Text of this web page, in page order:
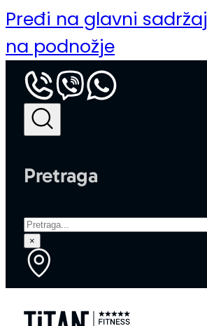
Pređi na glavni sadržaj
na podnožje
Pretraga
Pretraga
×